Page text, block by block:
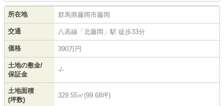
所在地 群馬県藤岡市藤岡
交通 八高線 「 北藤岡 」駅 徒歩33分
価格 390万円
土地の敷金/
保証金
-/-
土地面積
(坪数)
329.55㎡(99.68坪)